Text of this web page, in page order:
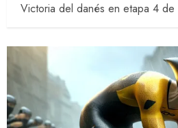
Victoria del danés en etapa 4